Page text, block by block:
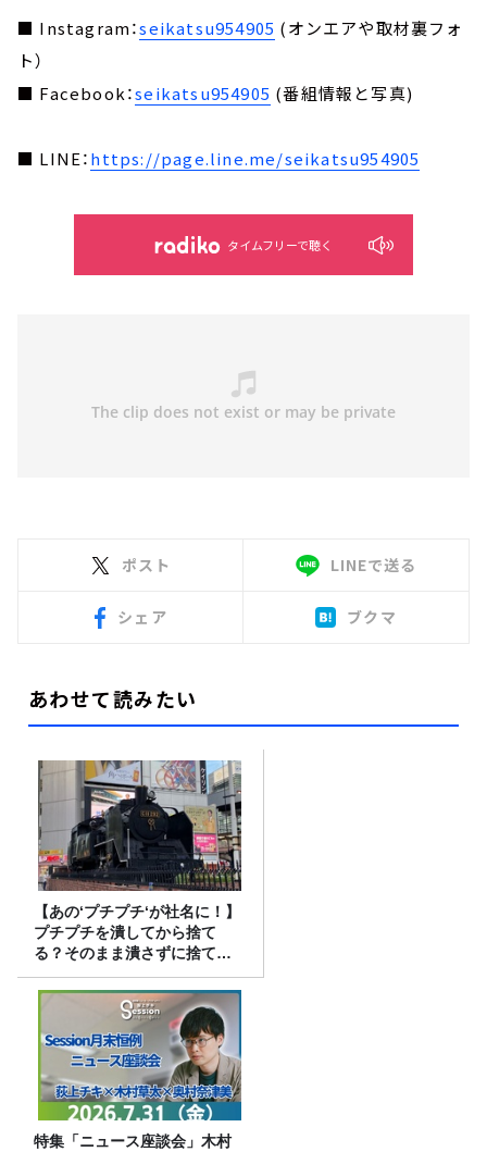
■ Instagram：seikatsu954905 (オンエアや取材裏フォ
ト）
■ Facebook：seikatsu954905 (番組情報と写真)
■ LINE：https://page.line.me/seikatsu954905
タイムフリーで聴く
ポスト LINEで送る
シェア ブクマ
あわせて読みたい
【あの‘プチプチ‘が社名に！】
プチプチを潰してから捨て
る？そのまま潰さずに捨て
る？
特集「ニュース座談会」木村